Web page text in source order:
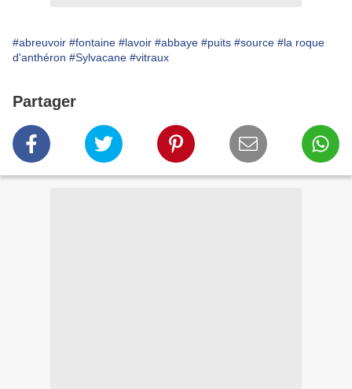
#abreuvoir #fontaine #lavoir #abbaye #puits #source #la roque
d'anthéron #Sylvacane #vitraux
Partager